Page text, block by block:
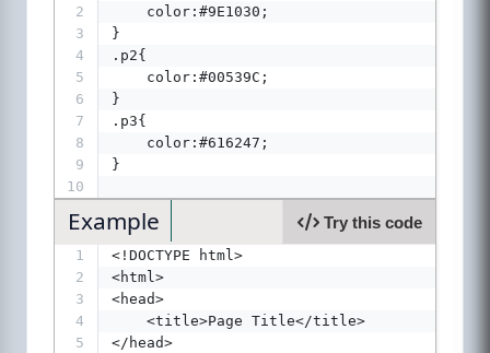
2
    color:#9E1030;
3
}
4
.p2{
5
    color:#00539C;
6
}
7
.p3{
8
    color:#616247;
9
}
10
Example Try this code
1
<!DOCTYPE html>
2
<html>
3
<head>
4
    <title>Page Title</title>
5
</head>